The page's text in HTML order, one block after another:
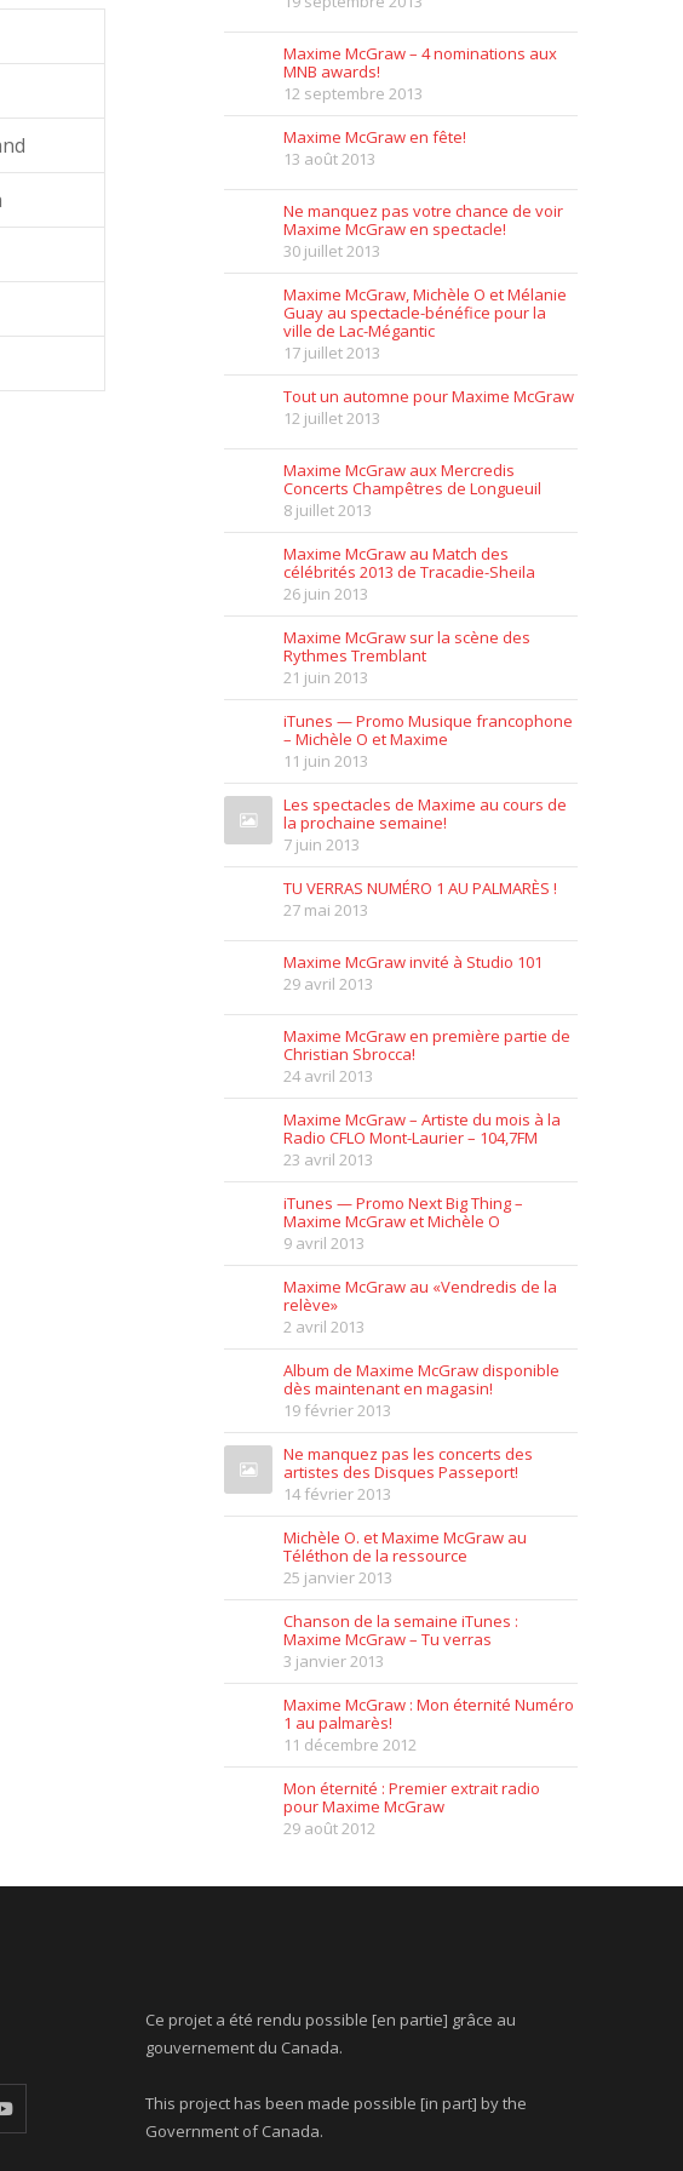
Maxime McGraw – 4 nominations aux
MNB awards!
12 septembre 2013
Maxime McGraw en fête!
13 août 2013
Ne manquez pas votre chance de voir
Maxime McGraw en spectacle!
30 juillet 2013
Maxime McGraw, Michèle O et Mélanie
Guay au spectacle-bénéfice pour la
ville de Lac-Mégantic
17 juillet 2013
Tout un automne pour Maxime McGraw
12 juillet 2013
Maxime McGraw aux Mercredis
Concerts Champêtres de Longueuil
8 juillet 2013
Maxime McGraw au Match des
célébrités 2013 de Tracadie-Sheila
26 juin 2013
Maxime McGraw sur la scène des
Rythmes Tremblant
21 juin 2013
iTunes — Promo Musique francophone
– Michèle O et Maxime
11 juin 2013
Les spectacles de Maxime au cours de
la prochaine semaine!
7 juin 2013
TU VERRAS NUMÉRO 1 AU PALMARÈS !
27 mai 2013
Maxime McGraw invité à Studio 101
29 avril 2013
Maxime McGraw en première partie de
Christian Sbrocca!
24 avril 2013
Maxime McGraw – Artiste du mois à la
Radio CFLO Mont-Laurier – 104,7FM
23 avril 2013
iTunes — Promo Next Big Thing –
Maxime McGraw et Michèle O
9 avril 2013
Maxime McGraw au «Vendredis de la
relève»
2 avril 2013
Album de Maxime McGraw disponible
dès maintenant en magasin!
19 février 2013
Ne manquez pas les concerts des
artistes des Disques Passeport!
14 février 2013
Michèle O. et Maxime McGraw au
Téléthon de la ressource
25 janvier 2013
Chanson de la semaine iTunes :
Maxime McGraw – Tu verras
3 janvier 2013
Maxime McGraw : Mon éternité Numéro
1 au palmarès!
11 décembre 2012
Mon éternité : Premier extrait radio
pour Maxime McGraw
29 août 2012
Ce projet a été rendu possible [en partie] grâce au
gouvernement du Canada.
This project has been made possible [in part] by the
Government of Canada.